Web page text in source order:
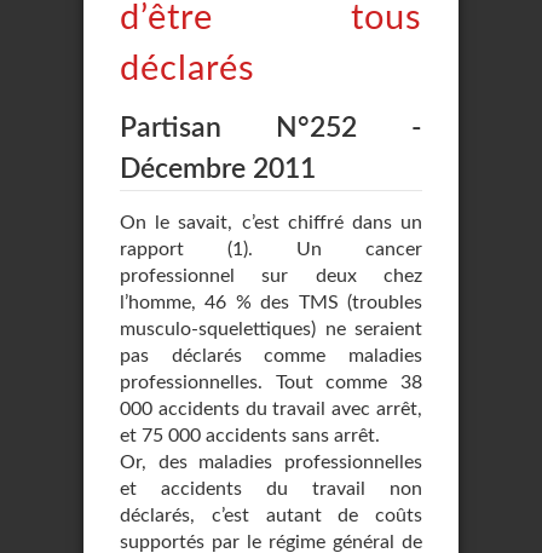
d’être tous
déclarés
Partisan N°252 -
Décembre 2011
On le savait, c’est chiffré dans un
rapport (1). Un cancer
professionnel sur deux chez
l’homme, 46 % des TMS (troubles
musculo-squelettiques) ne seraient
pas déclarés comme maladies
professionnelles. Tout comme 38
000 accidents du travail avec arrêt,
et 75 000 accidents sans arrêt.
Or, des maladies professionnelles
et accidents du travail non
déclarés, c’est autant de coûts
supportés par le régime général de